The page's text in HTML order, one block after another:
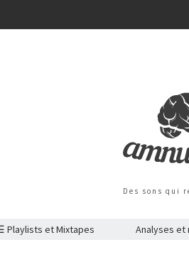
Des sons qui
Playlists et Mixtapes Analyses